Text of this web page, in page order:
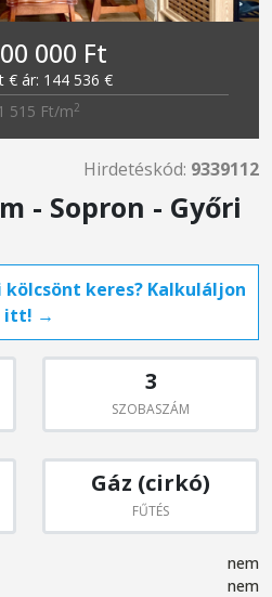
000 Ft
€ ár: 144 536 €
515 Ft/m2
Hirdetéskód: 9339112
- Sopron - Győri
keres? Kalkuláljon
itt! →
3
SZOBASZÁM
Gáz (cirkó)
FŰTÉS
nem
nem